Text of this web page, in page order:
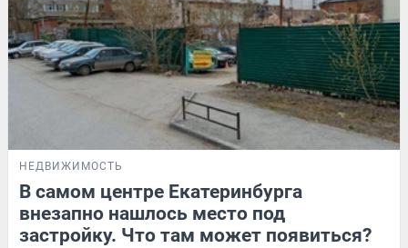
НЕДВИЖИМОСТЬ
В самом центре Екатеринбурга
внезапно нашлось место под
застройку. Что там может появиться?